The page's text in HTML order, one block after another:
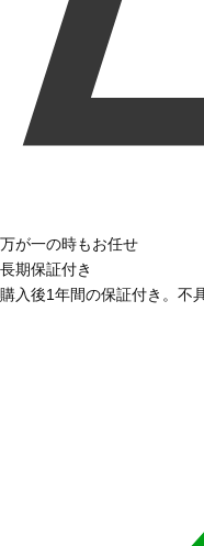
万が一の時もお任せ
長期保証付き
購入後1年間の保証付き。不